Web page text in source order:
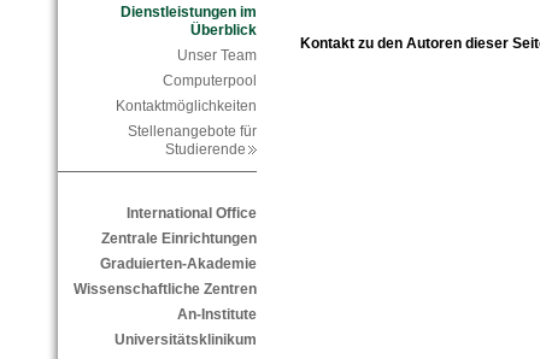
Dienstleistungen im
Überblick
Unser Team
Computerpool
Kontaktmöglichkeiten
Stellenangebote für
Studierende
International Office
Zentrale Einrichtungen
Graduierten-Akademie
Wissenschaftliche Zentren
An-Institute
Universitätsklinikum
Kontakt zu den Autoren dieser